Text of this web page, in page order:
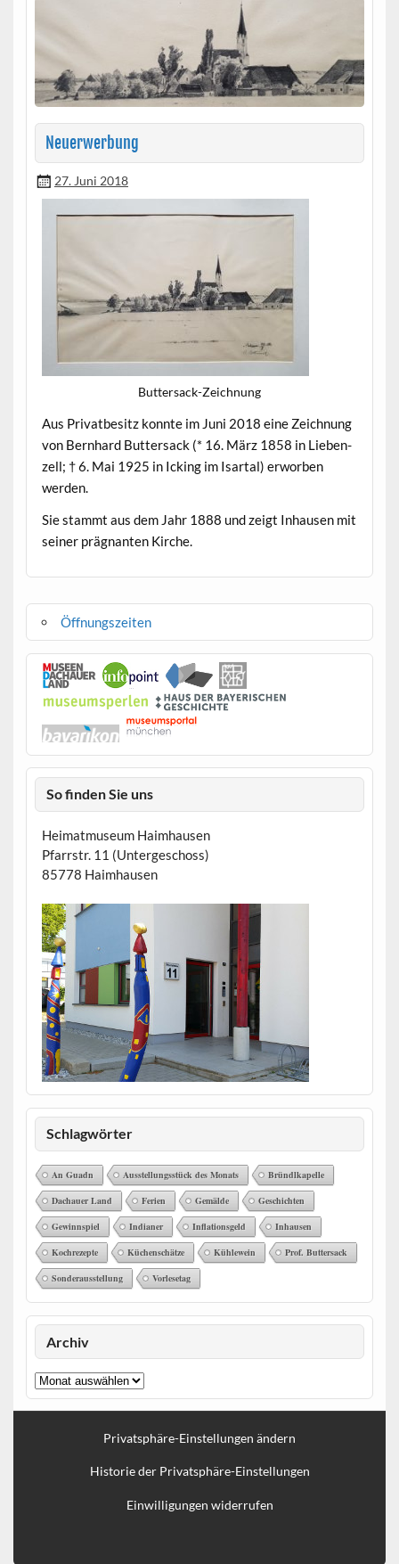
Neuerwerbung
27. Juni 2018
But­ter­sack-Zeich­nung
Aus Pri­vatbe­sitz kon­nte im Juni 2018 eine Zeich­nung
von Bern­hard But­ter­sack (* 16. März 1858 in Lieben­
zell; † 6. Mai 1925 in Ick­ing im Isar­tal) erwor­ben
werden.
Sie stammt aus dem Jahr 1888 und zeigt Inhausen mit
sein­er präg­nan­ten Kirche.
Öffnungszeiten
So finden Sie uns
Heimatmuseum Haimhausen
Pfarrstr. 11 (Untergeschoss)
85778 Haimhausen
Schlagwörter
An Guadn Ausstellungsstück des Monats Bründlkapelle
Dachauer Land Ferien Gemälde Geschichten
Gewinnspiel Indianer Inflationsgeld Inhausen
Kochrezepte Küchenschätze Kühlewein Prof. Buttersack
Sonderausstellung Vorlesetag
Archiv
Archiv
Privatsphäre-Einstellungen ändern
Historie der Privatsphäre-Einstellungen
Einwilligungen widerrufen